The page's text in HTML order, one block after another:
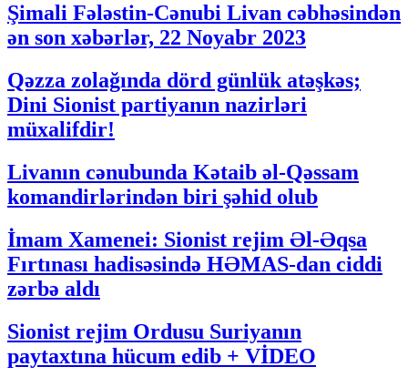
Şimali Fələstin-Cənubi Livan cəbhəsindən
ən son xəbərlər, 22 Noyabr 2023
Qəzza zolağında dörd günlük atəşkəs;
Dini Sionist partiyanın nazirləri
müxalifdir!
Livanın cənubunda Kətaib əl-Qəssam
komandirlərindən biri şəhid olub
İmam Xamenei: Sionist rejim Əl-Əqsa
Fırtınası hadisəsində HƏMAS-dan ciddi
zərbə aldı
Sionist rejim Ordusu Suriyanın
paytaxtına hücum edib + VİDEO